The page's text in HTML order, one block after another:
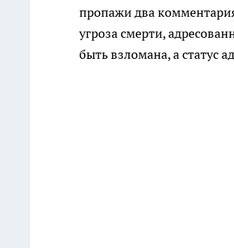
пропажи два
угроза смерти,
быть взломана, а статус